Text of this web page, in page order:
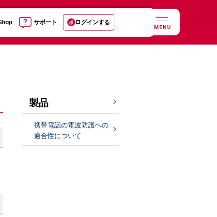
サポート ログインする
MENU
製品
携帯電話の電波防護への
適合性について